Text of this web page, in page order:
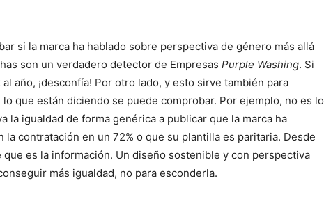
si la marca ha hablado sobre perspectiva de género más allá
son un verdadero detector de Empresas Purple Washing. Si
año, ¡desconfía! Por otro lado, y esto sirve también para
que están diciendo se puede comprobar. Por ejemplo, no es lo
la igualdad de forma genérica a publicar que la marca ha
contratación en un 72% o que su plantilla es paritaria. Desde
es la información. Un diseño sostenible y con perspectiva
más igualdad, no para esconderla.